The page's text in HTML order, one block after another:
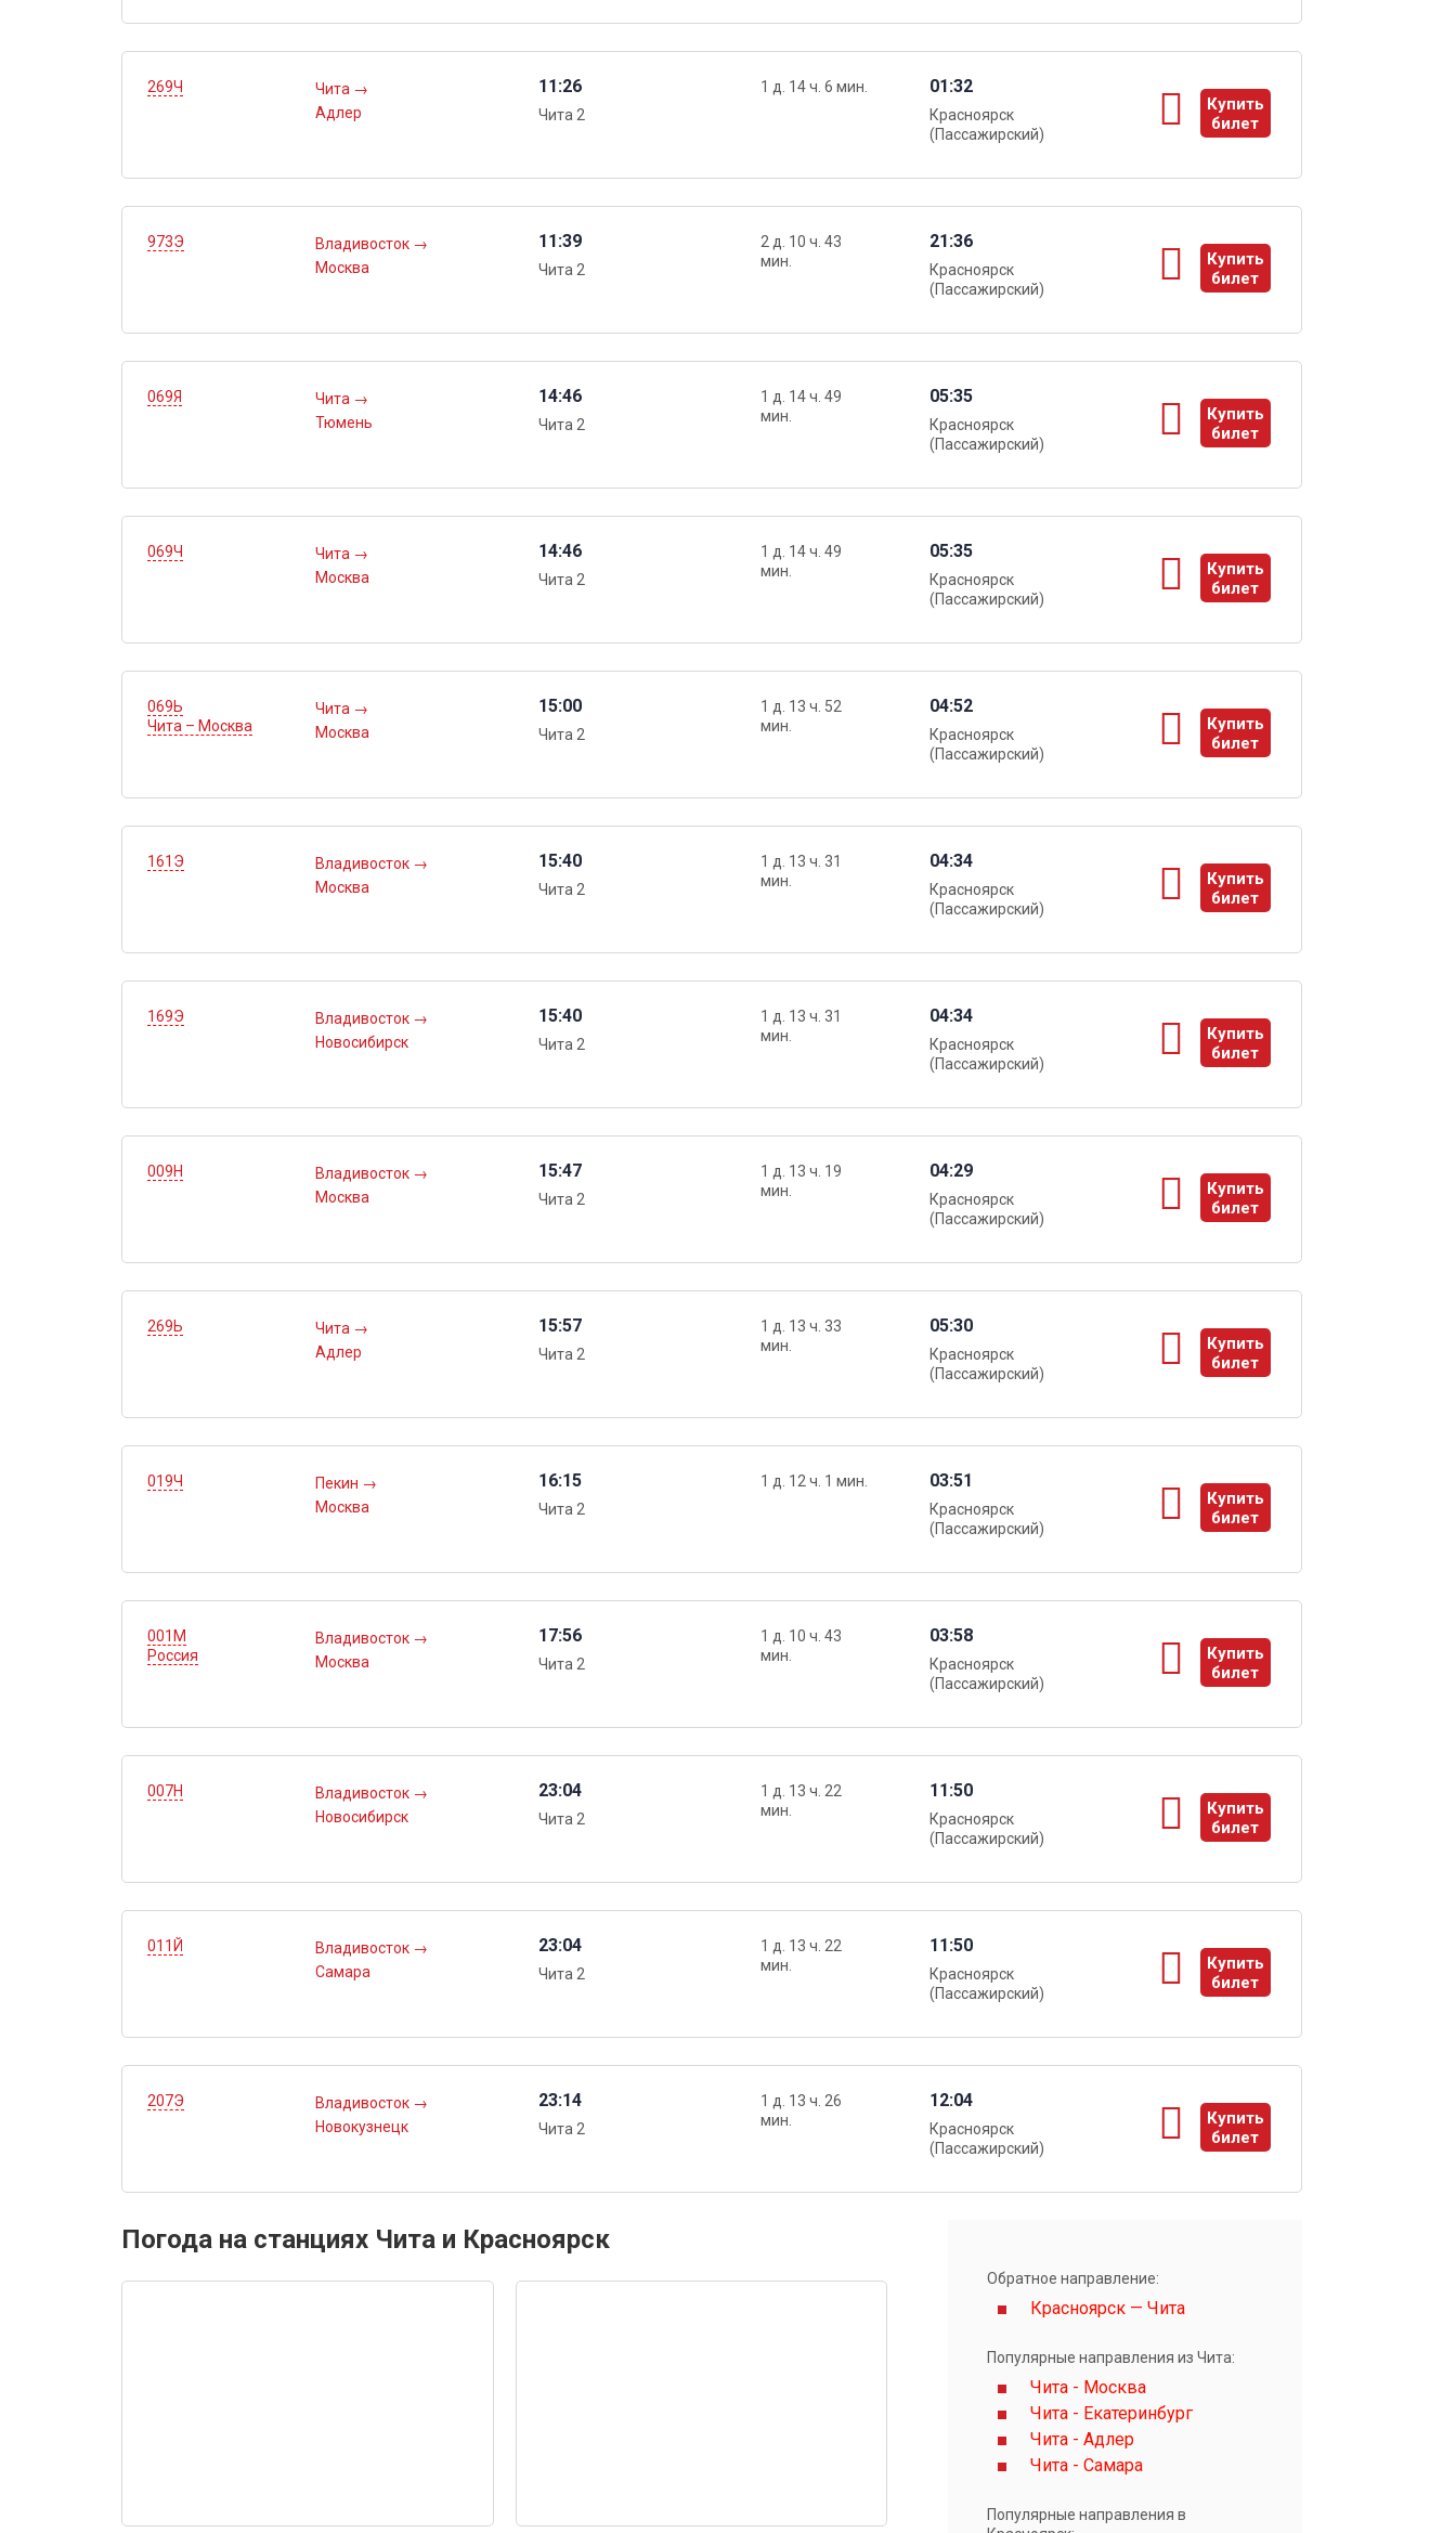
269Ч Чита →
Адлер
11:26
Чита 2
1 д. 14 ч. 6 мин. 01:32
Красноярск
(Пассажирский)
Купить
билет
ы
973Э Владивосток →
Москва
11:39
Чита 2
2 д. 10 ч. 43
мин.
21:36
Красноярск
(Пассажирский)
Купить
билет
ы
069Я Чита →
Тюмень
14:46
Чита 2
1 д. 14 ч. 49
мин.
05:35
Красноярск
(Пассажирский)
Купить
билет
ы
069Ч Чита →
Москва
14:46
Чита 2
1 д. 14 ч. 49
мин.
05:35
Красноярск
(Пассажирский)
Купить
билет
ы
069Ь
Чита – Москва
Чита →
Москва
15:00
Чита 2
1 д. 13 ч. 52
мин.
04:52
Красноярск
(Пассажирский)
Купить
билет
ы
161Э Владивосток →
Москва
15:40
Чита 2
1 д. 13 ч. 31
мин.
04:34
Красноярск
(Пассажирский)
Купить
билет
ы
169Э Владивосток →
Новосибирск
15:40
Чита 2
1 д. 13 ч. 31
мин.
04:34
Красноярск
(Пассажирский)
Купить
билет
ы
009Н Владивосток →
Москва
15:47
Чита 2
1 д. 13 ч. 19
мин.
04:29
Красноярск
(Пассажирский)
Купить
билет
ы
269Ь Чита →
Адлер
15:57
Чита 2
1 д. 13 ч. 33
мин.
05:30
Красноярск
(Пассажирский)
Купить
билет
ы
019Ч Пекин →
Москва
16:15
Чита 2
1 д. 12 ч. 1 мин. 03:51
Красноярск
(Пассажирский)
Купить
билет
ы
001М
Россия
Владивосток →
Москва
17:56
Чита 2
1 д. 10 ч. 43
мин.
03:58
Красноярск
(Пассажирский)
Купить
билет
ы
007Н Владивосток →
Новосибирск
23:04
Чита 2
1 д. 13 ч. 22
мин.
11:50
Красноярск
(Пассажирский)
Купить
билет
ы
011Й Владивосток →
Самара
23:04
Чита 2
1 д. 13 ч. 22
мин.
11:50
Красноярск
(Пассажирский)
Купить
билет
ы
207Э Владивосток →
Новокузнецк
23:14
Чита 2
1 д. 13 ч. 26
мин.
12:04
Красноярск
(Пассажирский)
Купить
билет
ы
Погода на станциях Чита и Красноярск
Обратное направление:
Красноярск — Чита
Популярные направления из Чита:
Чита - Москва
Чита - Екатеринбург
Чита - Адлер
Чита - Самара
Популярные направления в